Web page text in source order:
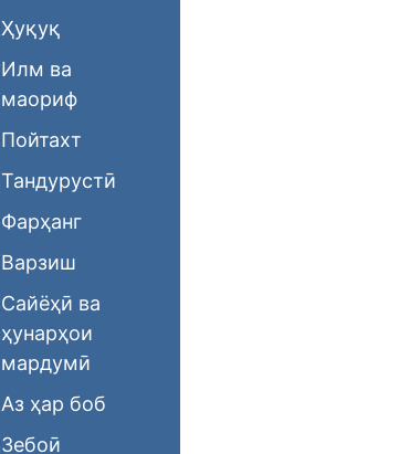
Ҳуқуқ
Илм ва
маориф
Пойтахт
Тандурустӣ
Фарҳанг
Варзиш
Сайёҳӣ ва
ҳунарҳои
мардумӣ
Аз ҳар боб
Зебоӣ